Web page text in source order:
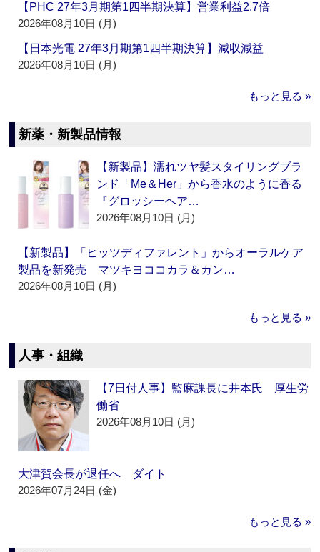
【PHC 27年3月期第1四半期決算】営業利益2.7倍
2026年08月10日 (月)
【日本光電 27年3月期第1四半期決算】減収減益
2026年08月10日 (月)
もっと見る »
新薬・新製品情報
【新製品】濡れツヤ髪スタイリングブラ
ンド「Me＆Her」から香水のように香る
『グロッシーヘア…
2026年08月10日 (月)
【新製品】「ヒッツディファレント」からオーラルケア
製品を新発売 マツキヨココカラ＆カン…
2026年08月10日 (月)
もっと見る »
人事・組織
【7日付人事】監麻課長に井本氏 厚生労
働省
2026年08月10日 (月)
大津賀会長が退任へ ダイト
2026年07月24日 (金)
もっと見る »